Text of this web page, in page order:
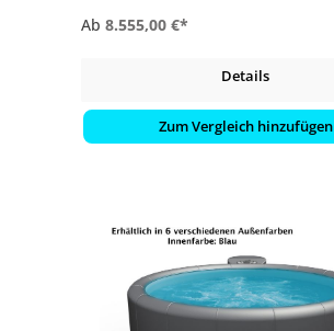
Ab 8.555,00 €*
Details
Zum Vergleich hinzufügen